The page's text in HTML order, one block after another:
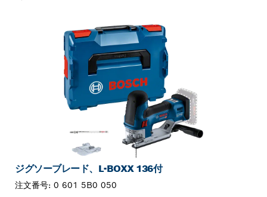
ジグソーブレード、L-BOXX 136付
注文番号: 0 601 5B0 050